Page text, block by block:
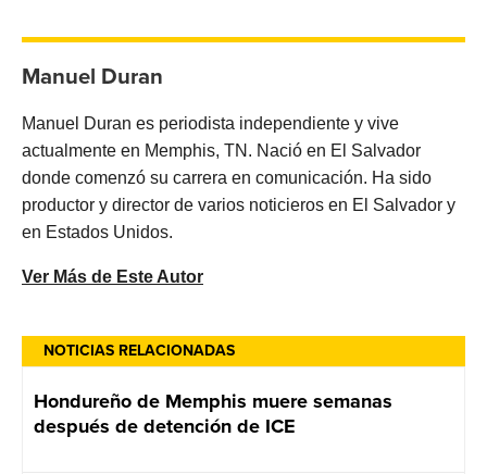
NOTICIAS RELACIONADAS
Hondureño de Memphis muere semanas
después de detención de ICE
Manuel Duran
Manuel Duran es periodista independiente y vive
actualmente en Memphis, TN. Nació en El Salvador
donde comenzó su carrera en comunicación. Ha sido
productor y director de varios noticieros en El Salvador y
en Estados Unidos.
Ver Más de Este Autor